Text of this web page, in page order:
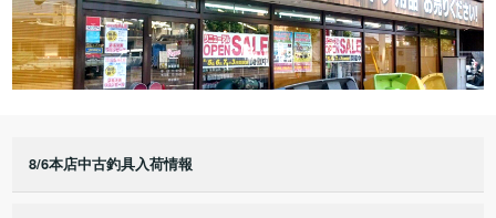
8/6本店中古釣具入荷情報